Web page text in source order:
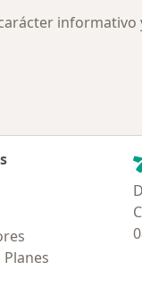
informativo